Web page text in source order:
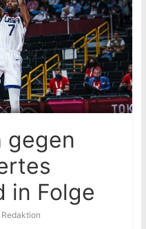
gegen
in Folge